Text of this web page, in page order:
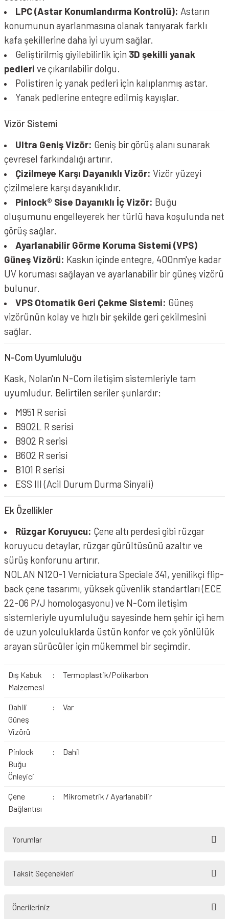
LPC (Astar Konumlandırma Kontrolü): Astarın
konumunun ayarlanmasına olanak tanıyarak farklı
kafa şekillerine daha iyi uyum sağlar.
Geliştirilmiş giyilebilirlik için 3D şekilli yanak
pedleri ve çıkarılabilir dolgu.
Polistiren iç yanak pedleri için kalıplanmış astar.
Yanak pedlerine entegre edilmiş kayışlar.
Vizör Sistemi
Ultra Geniş Vizör: Geniş bir görüş alanı sunarak
çevresel farkındalığı artırır.
Çizilmeye Karşı Dayanıklı Vizör: Vizör yüzeyi
çizilmelere karşı dayanıklıdır.
Pinlock® Sise Dayanıklı İç Vizör: Buğu
oluşumunu engelleyerek her türlü hava koşulunda net
görüş sağlar.
Ayarlanabilir Görme Koruma Sistemi (VPS)
Güneş Vizörü: Kaskın içinde entegre, 400nm'ye kadar
UV koruması sağlayan ve ayarlanabilir bir güneş vizörü
bulunur.
VPS Otomatik Geri Çekme Sistemi: Güneş
vizörünün kolay ve hızlı bir şekilde geri çekilmesini
sağlar.
N-Com Uyumluluğu
Kask, Nolan'ın N-Com iletişim sistemleriyle tam
uyumludur. Belirtilen seriler şunlardır:
M951 R serisi
B902L R serisi
B902 R serisi
B602 R serisi
B101 R serisi
ESS III (Acil Durum Durma Sinyali)
Ek Özellikler
Rüzgar Koruyucu: Çene altı perdesi gibi rüzgar
koruyucu detaylar, rüzgar gürültüsünü azaltır ve
sürüş konforunu artırır.
NOLAN N120-1 Verniciatura Speciale 341, yenilikçi flip-
back çene tasarımı, yüksek güvenlik standartları (ECE
22-06 P/J homologasyonu) ve N-Com iletişim
sistemleriyle uyumluluğu sayesinde hem şehir içi hem
de uzun yolculuklarda üstün konfor ve çok yönlülük
arayan sürücüler için mükemmel bir seçimdir.
Dış Kabuk
Malzemesi
: Termoplastik/Polikarbon
Dahili
Güneş
Vizörü
: Var
Pinlock
Buğu
Önleyici
: Dahil
Çene
Bağlantısı
: Mikrometrik / Ayarlanabilir
Yorumlar
Taksit Seçenekleri
Önerileriniz